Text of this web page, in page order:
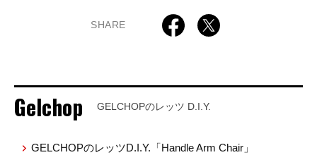
SHARE
Gelchop GELCHOPのレッツ D.I.Y.
GELCHOPのレッツD.I.Y.「Handle Arm Chair」